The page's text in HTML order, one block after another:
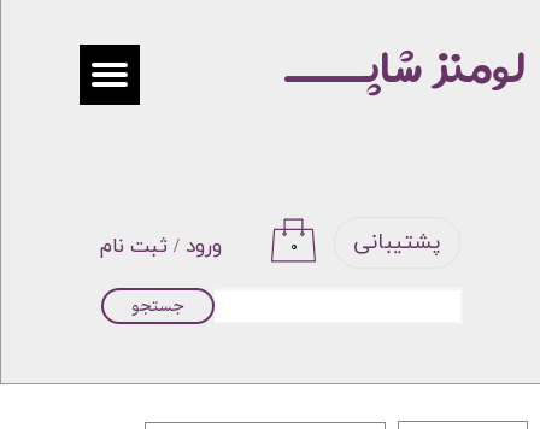
ورود / ثبت نام
حساب کاربری من
خروج از حساب کاربری
۰ پشتیبانی
جستجو
لومنز شاپـــــ